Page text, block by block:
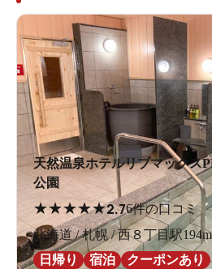
天然温泉ホテルリブマックス
公園
★★★★★2.76件の口コミ
北海道 / 札幌 / 西８丁目駅194m
日帰り
宿泊 クーポンあり